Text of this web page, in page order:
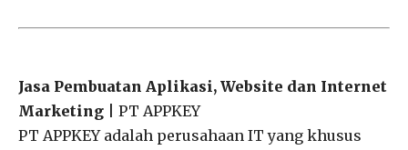
Jasa Pembuatan Aplikasi, Website dan Internet
Marketing | PT APPKEY
PT APPKEY adalah perusahaan IT yang khusus